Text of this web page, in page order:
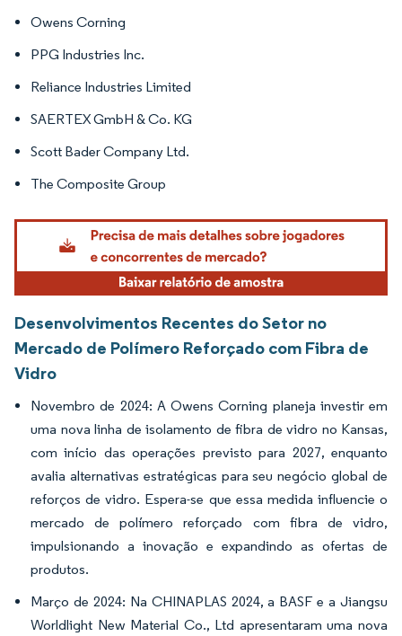
Owens Corning
PPG Industries Inc.
Reliance Industries Limited
SAERTEX GmbH & Co. KG
Scott Bader Company Ltd.
The Composite Group
Desenvolvimentos Recentes do Setor no
Mercado de Polímero Reforçado com Fibra de
Vidro
Novembro de 2024: A Owens Corning planeja investir em
uma nova linha de isolamento de fibra de vidro no Kansas,
com início das operações previsto para 2027, enquanto
avalia alternativas estratégicas para seu negócio global de
reforços de vidro. Espera-se que essa medida influencie o
mercado de polímero reforçado com fibra de vidro,
impulsionando a inovação e expandindo as ofertas de
produtos.
Março de 2024: Na CHINAPLAS 2024, a BASF e a Jiangsu
Worldlight New Material Co., Ltd apresentaram uma nova